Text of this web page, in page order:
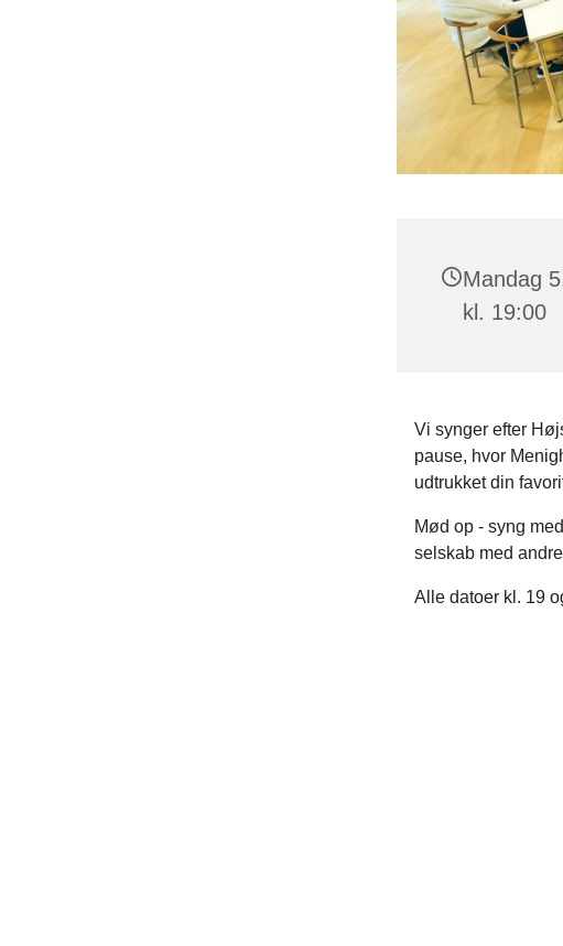
Mandag
kl. 19:00
Vi synger efter
pause, hvor
udtrukket din
Mød op - syng
selskab med
Alle datoer kl. 19